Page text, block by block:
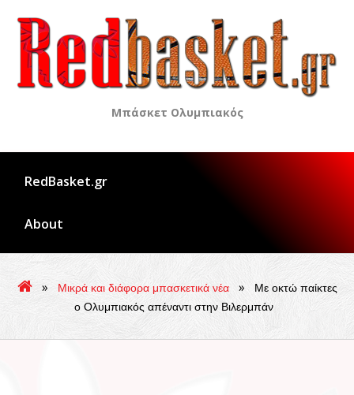
content
Μπάσκετ Ολυμπιακός
RedBasket.gr
About
» Μικρά και διάφορα μπασκετικά νέα »
Με οκτώ παίκτες
ο Ολυμπιακός απέναντι στην Βιλερμπάν